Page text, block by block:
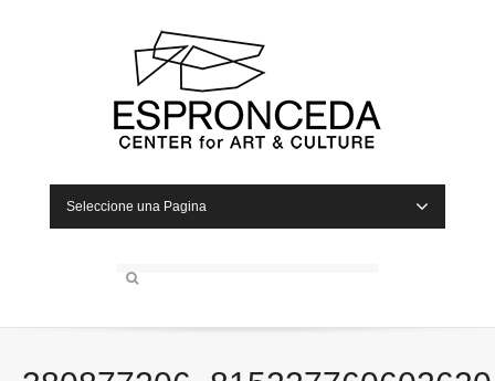
Seleccione una Pagina